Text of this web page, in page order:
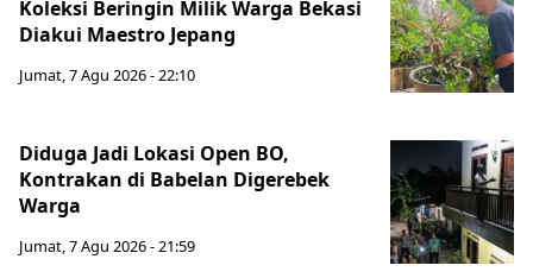
Koleksi Beringin Milik Warga Bekasi
Diakui Maestro Jepang
Jumat, 7 Agu 2026 - 22:10
Diduga Jadi Lokasi Open BO,
Kontrakan di Babelan Digerebek
Warga
Jumat, 7 Agu 2026 - 21:59